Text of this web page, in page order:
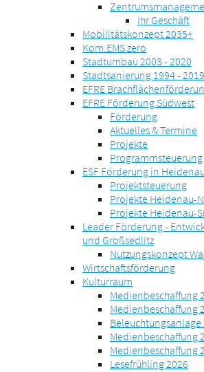
Ihr Geschäft
Mobilitätskonzept 2035+
Kom.EMS zero
Stadtumbau 2003 - 2020
Stadtsanierung 1994 - 2019
EFRE
EFRE Förderung Südwest
Förderung
Aktuelles & Termine
Projekte
Programmsteuerung
ESF Förderung in
Projektsteuerung
Projekte Heidenau-
Projekte Heidenau-
Leader Förderung -
und Großsedlitz
Nutzungskonzept
Wirtschaftsförderung
Kulturraum
Medienbeschaffung
Medienbeschaffung
Beleuchtungsanlage
Medienbeschaffung
Medienbeschaffung
Lesefrühling 2026